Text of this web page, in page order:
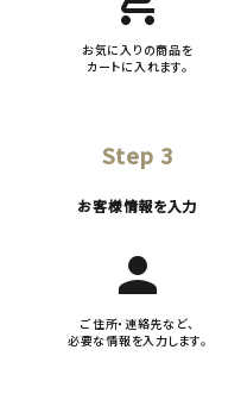
お気に入りの商品を
カートに入れます。
Step 3
お客様情報を入力
person
ご住所・連絡先など、
必要な情報を入力します。